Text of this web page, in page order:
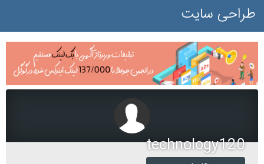
طراحی سایت
technology120